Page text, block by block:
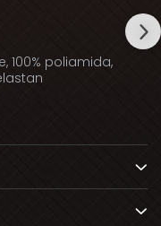
100% poliamida,